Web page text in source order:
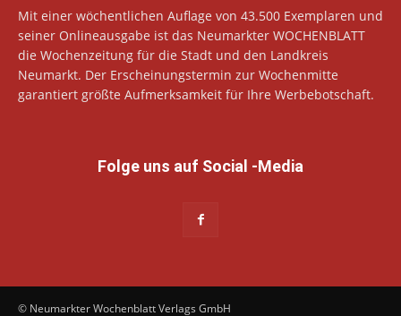
Mit einer wöchentlichen Auflage von 43.500 Exemplaren und
seiner Onlineausgabe ist das Neumarkter WOCHENBLATT
die Wochenzeitung für die Stadt und den Landkreis
Neumarkt. Der Erscheinungstermin zur Wochenmitte
garantiert größte Aufmerksamkeit für Ihre Werbebotschaft.
Folge uns auf Social -Media
© Neumarkter Wochenblatt Verlags GmbH